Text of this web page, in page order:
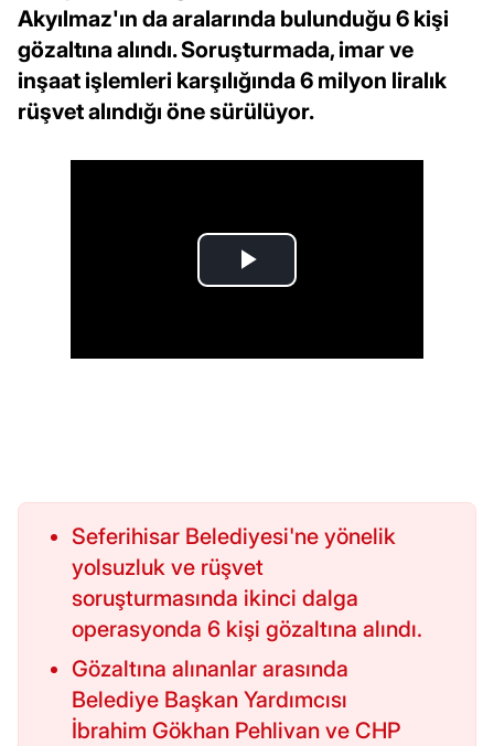
Akyılmaz'ın da aralarında bulunduğu 6 kişi
gözaltına alındı. Soruşturmada, imar ve
inşaat işlemleri karşılığında 6 milyon liralık
rüşvet alındığı öne sürülüyor.
Seferihisar Belediyesi'ne yönelik
yolsuzluk ve rüşvet
soruşturmasında ikinci dalga
operasyonda 6 kişi gözaltına alındı.
Gözaltına alınanlar arasında
Belediye Başkan Yardımcısı
İbrahim Gökhan Pehlivan ve CHP